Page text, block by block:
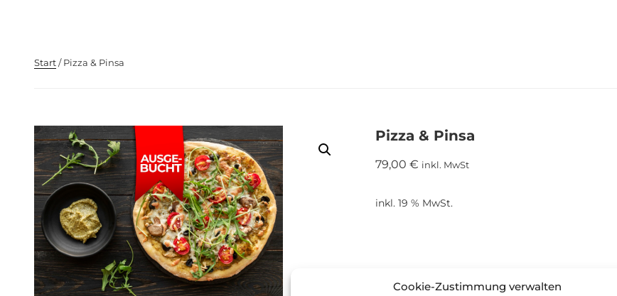
Cookie-Zustimmung verwalten
Start/ Pizza & Pinsa
Pizza & Pinsa
79,00€ inkl. MwSt
inkl. 19 % MwSt.